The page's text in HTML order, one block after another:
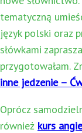
tematyczną
język polski oraz
słówkami
przygotowałam.
inne jedzenie –
Oprócz
również kurs